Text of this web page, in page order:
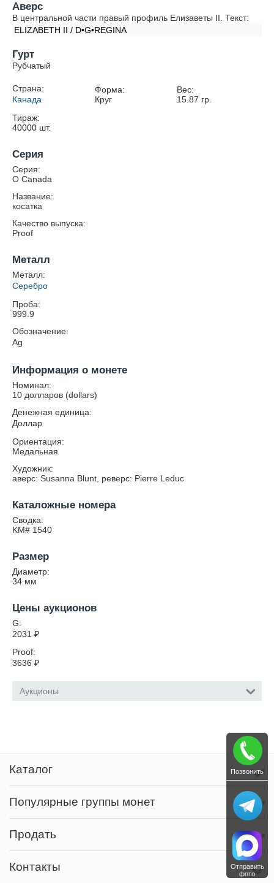
Аверс
В центральной части правый профиль Елизаветы II. Текст:
ELIZABETH II / D•G•REGINA
Гурт
Рубчатый
Страна:
Канада
Форма:
Круг
Вес:
15.87 гр.
Тираж:
40000 шт.
Серия
Серия:
O Canada
Название:
косатка
Качество выпуска:
Proof
Металл
Металл:
Серебро
Проба:
999.9
Обозначение:
Ag
Информация о монете
Номинал:
10 долларов (dollars)
Денежная единица:
Доллар
Ориентация:
Медальная
Художник:
аверс: Susanna Blunt, реверс: Pierre Leduc
Каталожные номера
Сводка:
KM# 1540
Размер
Диаметр:
34 мм
Цены аукционов
G:
2031 ₽
Proof:
3636 ₽
Аукционы
Каталог
Популярные группы монет
Продать
Контакты
Позвонить
Отправить
фото